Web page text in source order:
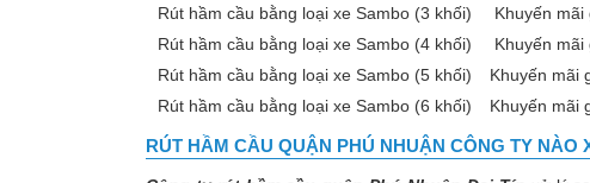
Rút hầm cầu bằng loại xe Sambo (3 khối)
Khuyến mãi
Rút hầm cầu bằng loại xe Sambo (4 khối)
Khuyến mãi
Rút hầm cầu bằng loại xe Sambo (5 khối)
Khuyến mãi
Rút hầm cầu bằng loại xe Sambo (6 khối)
Khuyến mãi
RÚT HẦM CẦU QUẬN PHÚ NHUẬN CÔNG TY NÀO